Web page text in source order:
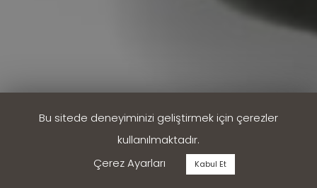
Bu sitede deneyiminizi geliştirmek için çerezler
kullanılmaktadır.
Çerez Ayarları
Kabul Et